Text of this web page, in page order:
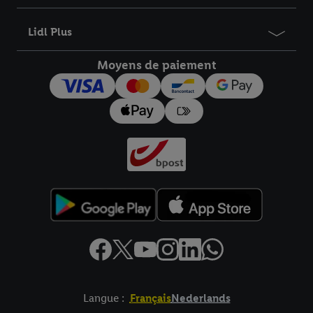
Lidl Plus
Moyens de paiement
Langue : FrançaisNederlands
informations sur la durée de conservation des données et votre
pour l’avenir dans notre
déclaration relative à la protection des
Vous trouverez les impressions ici.